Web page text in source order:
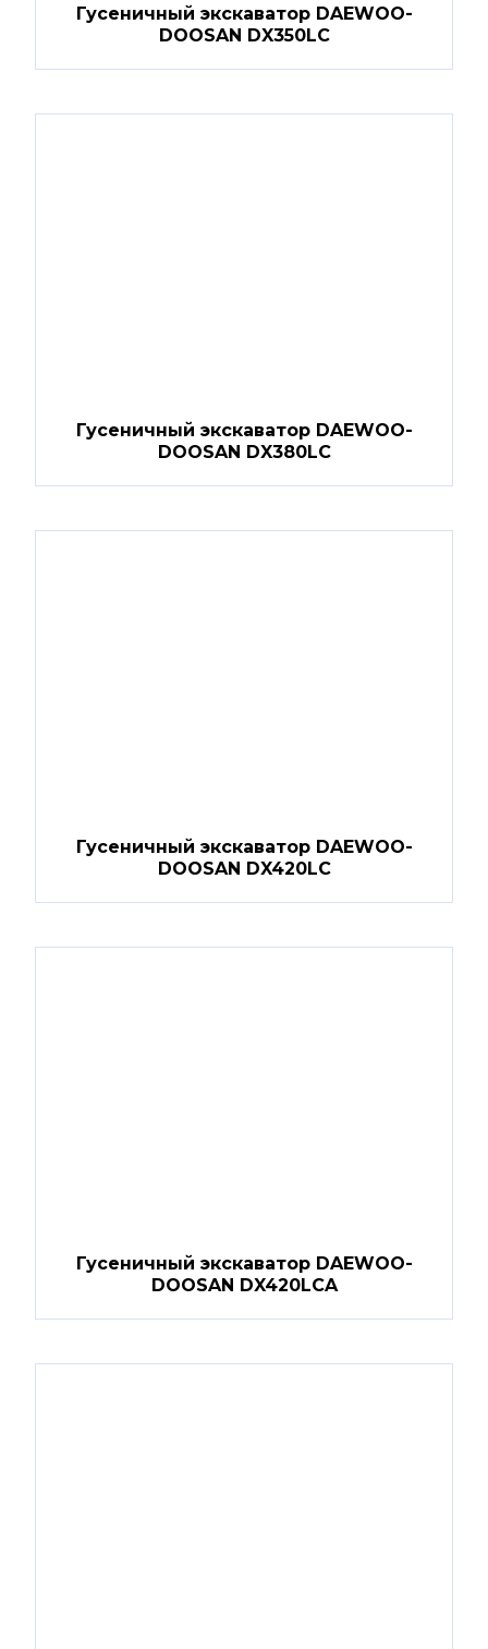
Гусеничный экскаватор DAEWOO-
DOOSAN DX350LC
Гусеничный экскаватор DAEWOO-
DOOSAN DX380LC
Гусеничный экскаватор DAEWOO-
DOOSAN DX420LC
Гусеничный экскаватор DAEWOO-
DOOSAN DX420LCA